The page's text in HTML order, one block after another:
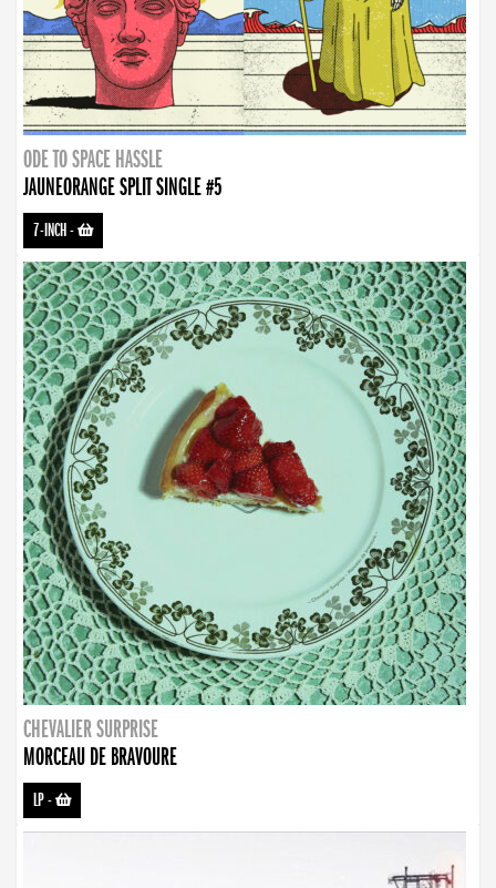
ODE TO SPACE HASSLE
JAUNEORANGE SPLIT SINGLE #5
7-INCH-
CHEVALIER SURPRISE
MORCEAU DE BRAVOURE
LP-